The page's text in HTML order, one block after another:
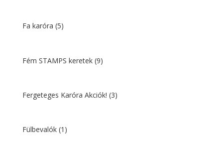
Fa karóra (5)
Fém STAMPS keretek (9)
Fergeteges Karóra Akciók! (3)
Fülbevalók (1)